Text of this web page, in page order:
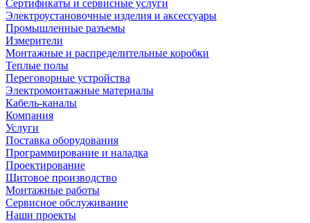
Сертификаты и сервисные услуги
Электроустановочные изделия и аксессуары
Промышленные разъемы
Измерители
Монтажные и распределительные коробки
Теплые полы
Переговорные устройства
Электромонтажные материалы
Кабель-каналы
Компания
Услуги
Поставка оборудования
Программирование и наладка
Проектирование
Щитовое производство
Монтажные работы
Сервисное обслуживание
Наши проекты